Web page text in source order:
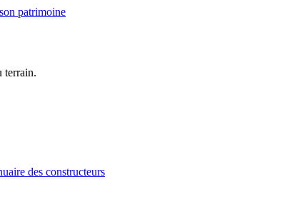
patrimoine
terrain.
des constructeurs